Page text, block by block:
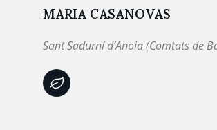
MARIA CASANOVAS
Sant Sadurní d’Anoia (Comtats de